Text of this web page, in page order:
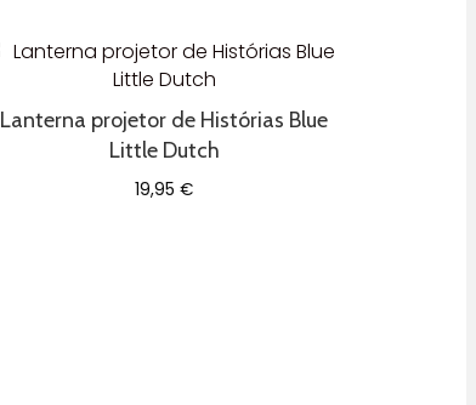
Lanterna projetor de Histórias Blue
Little Dutch
19,95€